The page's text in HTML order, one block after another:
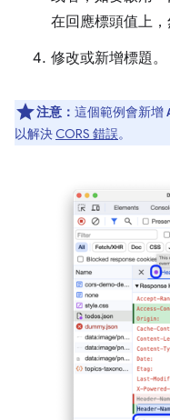
在回應標頭值上，
修改或新增標題。
注意： 這個範例會新增
以解決 CORS 錯誤。